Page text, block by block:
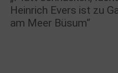
Heinrich Evers ist zu
am Meer Büsum“